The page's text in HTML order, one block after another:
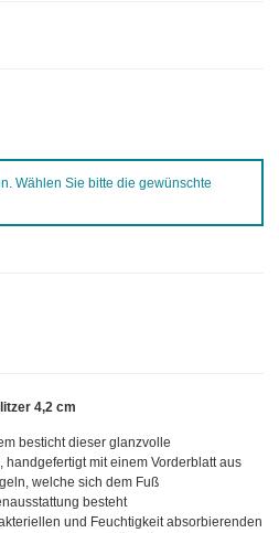
Wählen Sie bitte die gewünschte
4,2 cm
besticht dieser glanzvolle
handgefertigt mit einem Vorderblatt aus
welche sich dem Fuß
besteht
und Feuchtigkeit absorbierenden